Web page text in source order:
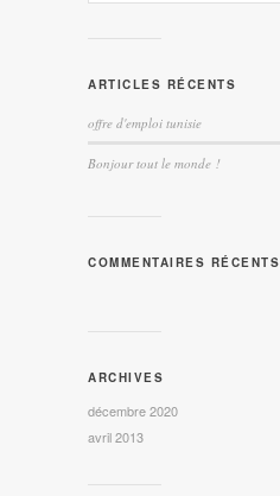
ARTICLES RÉCENTS
offre d'emploi tunisie
Bonjour tout le monde !
COMMENTAIRES RÉCENTS
ARCHIVES
décembre 2020
avril 2013